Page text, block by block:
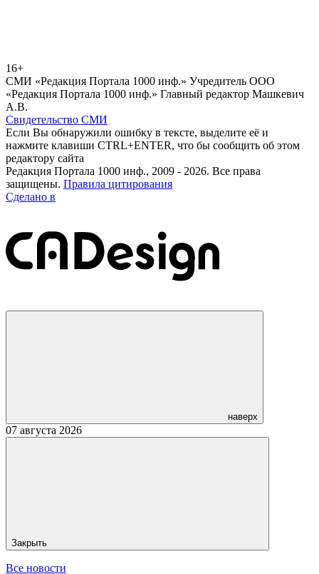
16+
СМИ «Редакция Портала 1000 инф.» Учредитель ООО
«Редакция Портала 1000 инф.» Главный редактор Машкевич
А.В.
Свидетельство СМИ
Если Вы обнаружили ошибку в тексте, выделите её и
нажмите клавиши CTRL+ENTER, что бы сообщить об этом
редактору сайта
Редакция Портала 1000 инф., 2009 - 2026. Все права
защищены. Правила цитирования
Сделано в
наверх
07 августа 2026
Закрыть
Все новости